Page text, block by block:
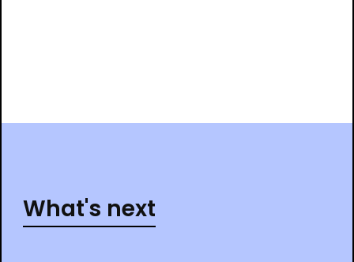
What's next